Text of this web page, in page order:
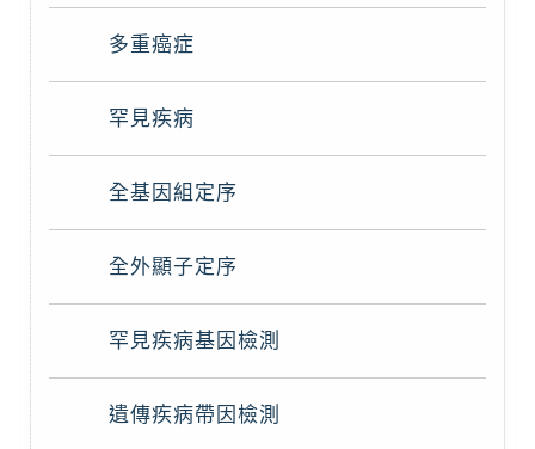
多重癌症
罕見疾病
全基因組定序
全外顯子定序
罕見疾病基因檢測
遺傳疾病帶因檢測